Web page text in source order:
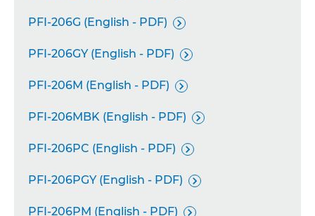
PFI-206G (English - PDF) 
PFI-206GY (English - PDF) 
PFI-206M (English - PDF) 
PFI-206MBK (English - PDF) 
PFI-206PC (English - PDF) 
PFI-206PGY (English - PDF) 
PFI-206PM (English - PDF) 